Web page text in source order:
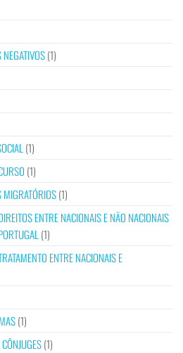
NEGATIVOS(1)
(1)
(1)
MIGRATÓRIOS(1)
ENTRE NACIONAIS E NÃO NACIONAIS
(1)
ENTRE NACIONAIS E
(1)
(1)